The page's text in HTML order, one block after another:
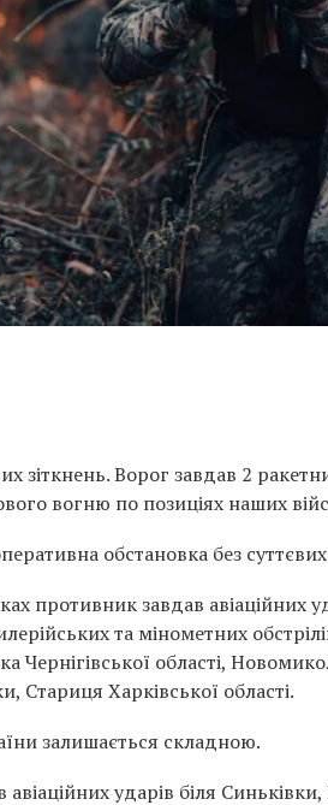
Ворог завдав 2
вогню по позиціях наших
обстановка без
противник завдав авіаційних
та мінометних
Чернігівської області,
Стариця Харківської області.
залишається складною.
ударів біля Синьківки,